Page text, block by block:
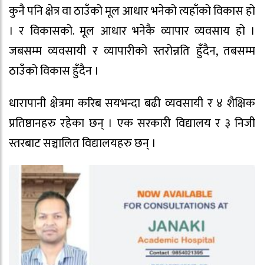
कुनै पनि क्षेत्र वा ठाउँको मूल आधार भनेको त्यहाँको विकास हो
। र विकासको. मूल आधार भनेकै व्यापार व्यवसाय हो ।
जबसम्म व्यवसायी र व्यापारीको स्तरोन्नति हुँदैन, तबसम्म
ठाउँको विकास हुँदैन ।
धारापानी क्षेत्रमा करिब सयभन्दा बढी व्यवसायी र ४ शैक्षिक
प्रतिष्ठानहरु रहेका छन् । एक सरकारी विद्यालय र ३ निजी
स्तरबाट सञ्चालित विद्यालयहरु छन् ।